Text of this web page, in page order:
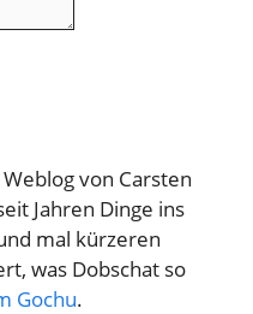
von Carsten
Jahren Dinge ins
mal kürzeren
was Dobschat so
Gochu.